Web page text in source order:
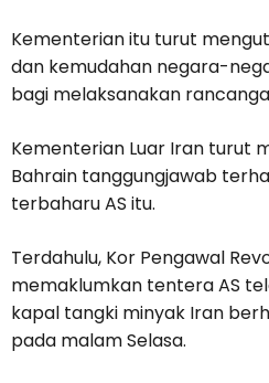
Kementerian itu turut
dan kemudahan negara-
bagi melaksanakan
Kementerian Luar Iran turut
Bahrain tanggungjawab
terbaharu AS itu.
Terdahulu, Kor Pengawal
memaklumkan tentera AS
kapal tangki minyak Iran
pada malam Selasa.